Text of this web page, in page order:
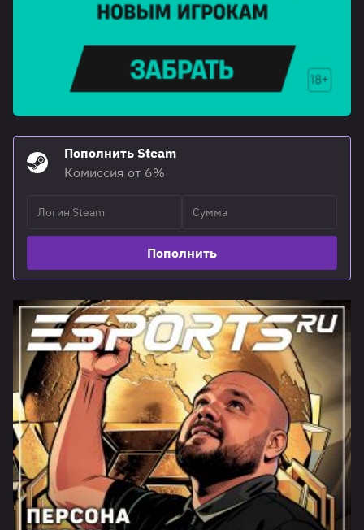
Пополнить Steam
Комиссия от 6%
Пополнить